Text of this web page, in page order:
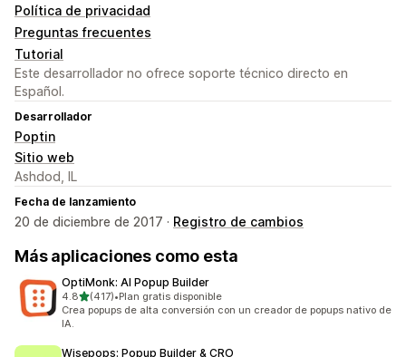
Política de privacidad
Preguntas frecuentes
Tutorial
Este desarrollador no ofrece soporte técnico directo en
Español.
Desarrollador
Poptin
Sitio web
Ashdod, IL
Fecha de lanzamiento
20 de diciembre de 2017 · Registro de cambios
Más aplicaciones como esta
OptiMonk: AI Popup Builder
4.8de 5 estrellas
(417)
417 reseñas en total
•Plan gratis disponible
Crea popups de alta conversión con un creador de popups nativo de
IA.
Wisepops: Popup Builder & CRO